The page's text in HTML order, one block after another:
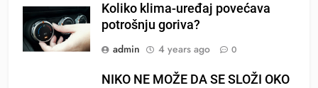
Koliko klima-uređaj povećava
potrošnju goriva?
admin
4 years ago 0
NIKO NE MOŽE DA SE SLOŽI OKO